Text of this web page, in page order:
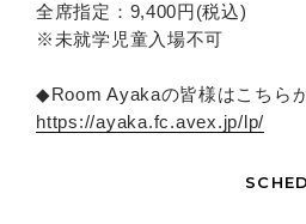
全席指定：9,400円(税込)
※未就学児童入場不可
◆Room Ayakaの皆様はこちら
https://ayaka.fc.avex.jp/lp/